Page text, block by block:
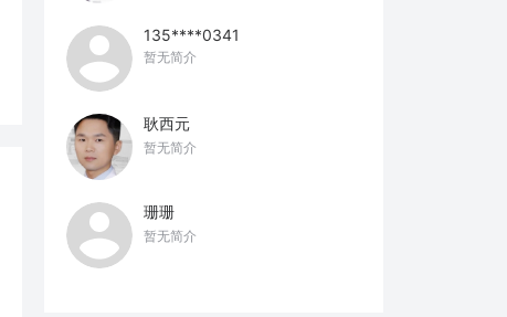
135****0341
暂无简介
耿西元
暂无简介
珊珊
暂无简介